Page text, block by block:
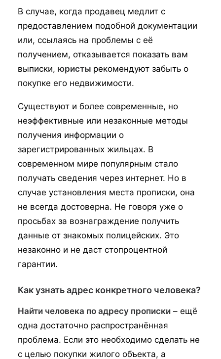
В случае, когда продавец медлит с
предоставлением подобной документации
или, ссылаясь на проблемы с её
получением, отказывается показать вам
выписки, юристы рекомендуют забыть о
покупке его недвижимости.
Существуют и более современные, но
неэффективные или незаконные методы
получения информации о
зарегистрированных жильцах. В
современном мире популярным стало
получать сведения через интернет. Но в
случае установления места прописки, она
не всегда достоверна. Не говоря уже о
просьбах за вознаграждение получить
данные от знакомых полицейских. Это
незаконно и не даст стопроцентной
гарантии.
Как узнать адрес конкретного человека?
Найти человека по адресу прописки – ещё
одна достаточно распространённая
проблема. Если это необходимо сделать не
с целью покупки жилого объекта, а